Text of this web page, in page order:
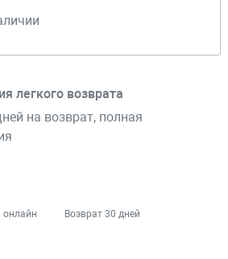
легкого возврата
на возврат, полная
онлайн Возврат 30 дней